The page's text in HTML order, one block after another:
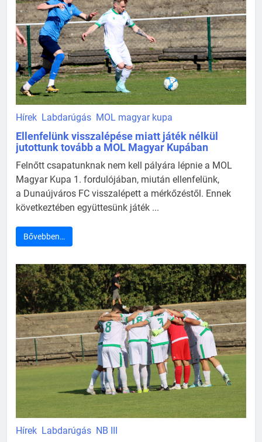
Hírek Labdarúgás MOL magyar kupa
Ellenfelünk visszalépése miatt játék nélkül
jutottunk tovább a MOL Magyar Kupában
Felnőtt csapatunknak nem kell pályára lépnie a MOL
Magyar Kupa 1. fordulójában, miután ellenfelünk,
a Dunaújváros FC visszalépett a mérkőzéstől. Ennek
következtében együttesünk játék ...
Bővebben…
Hírek Labdarúgás NB III